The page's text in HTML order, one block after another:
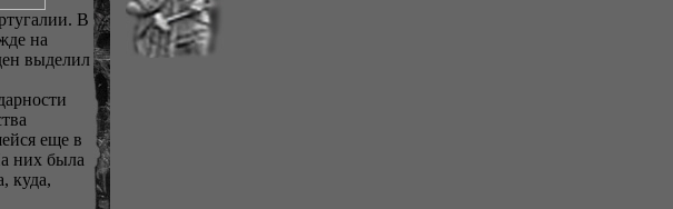
В
на
выделил
еще в
них была
куда,